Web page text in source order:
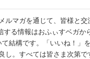
ルマガを通じて、皆様と交
する情報はおふぃすベガか
結構です。「いいね！」
し。すべては皆さま次第で